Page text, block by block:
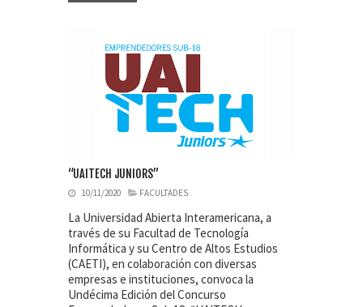
“UAITECH JUNIORS”
10/11/2020 FACULTADES
La Universidad Abierta Interamericana, a
través de su Facultad de Tecnología
Informática y su Centro de Altos Estudios
(CAETI), en colaboración con diversas
empresas e instituciones, convoca la
Undécima Edición del Concurso